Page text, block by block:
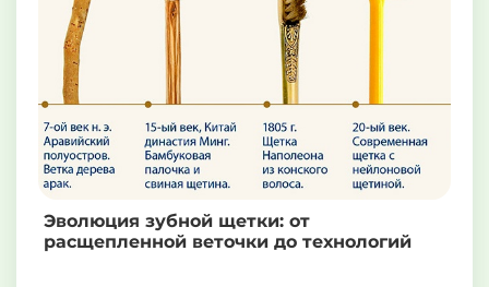
Эволюция зубной щетки: от
расщепленной веточки до технологий